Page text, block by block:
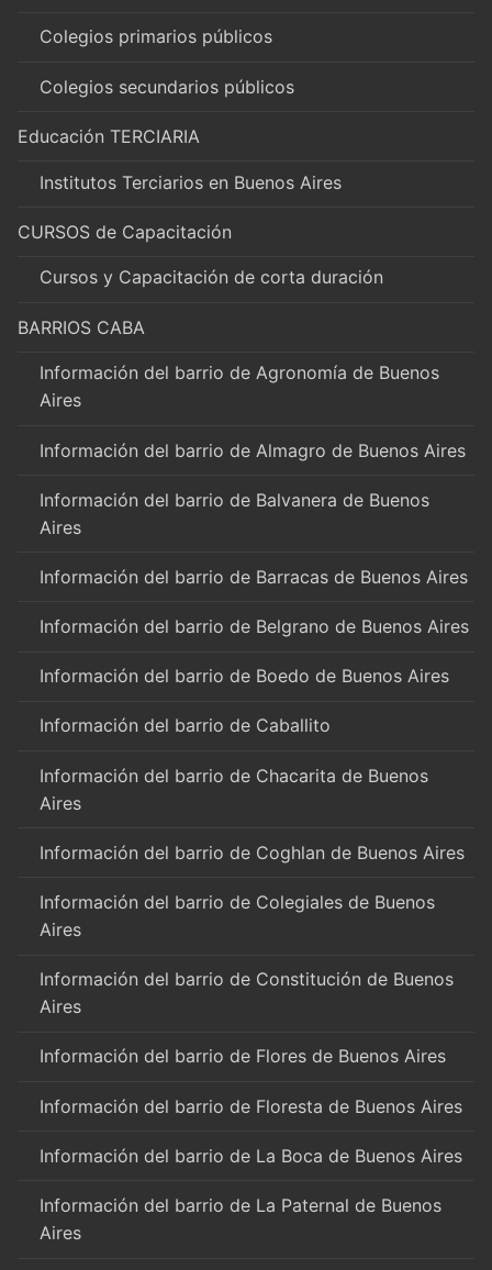
Colegios primarios públicos
Colegios secundarios públicos
Educación TERCIARIA
Institutos Terciarios en Buenos Aires
CURSOS de Capacitación
Cursos y Capacitación de corta duración
BARRIOS CABA
Información del barrio de Agronomía de Buenos
Aires
Información del barrio de Almagro de Buenos Aires
Información del barrio de Balvanera de Buenos
Aires
Información del barrio de Barracas de Buenos Aires
Información del barrio de Belgrano de Buenos Aires
Información del barrio de Boedo de Buenos Aires
Información del barrio de Caballito
Información del barrio de Chacarita de Buenos
Aires
Información del barrio de Coghlan de Buenos Aires
Información del barrio de Colegiales de Buenos
Aires
Información del barrio de Constitución de Buenos
Aires
Información del barrio de Flores de Buenos Aires
Información del barrio de Floresta de Buenos Aires
Información del barrio de La Boca de Buenos Aires
Información del barrio de La Paternal de Buenos
Aires